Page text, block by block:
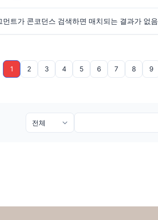
트가 콘코던스 검색하면 매치되는 결과가 없음
1 2 3 4 5 6 7 8 9